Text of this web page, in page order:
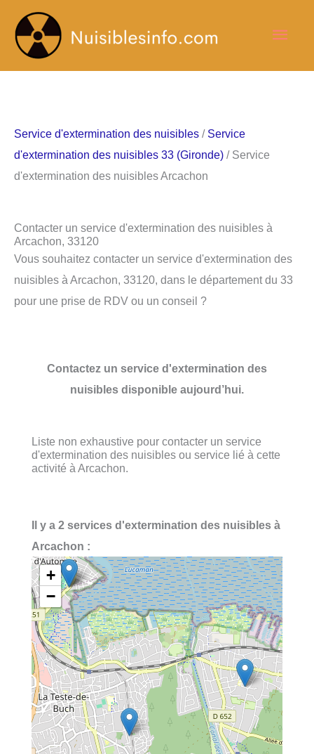
contenu
Service d'extermination des nuisibles / Service
d'extermination des nuisibles 33 (Gironde) / Service
d'extermination des nuisibles Arcachon
Contacter un service d'extermination des nuisibles à
Arcachon, 33120
Vous souhaitez contacter un service d'extermination des
nuisibles à Arcachon, 33120, dans le département du 33
pour une prise de RDV ou un conseil ?
Contactez un service d'extermination des
nuisibles disponible aujourd’hui.
Liste non exhaustive pour contacter un service
d'extermination des nuisibles ou service lié à cette
activité à Arcachon.
Il y a 2 services d'extermination des nuisibles à
Arcachon :
+
−